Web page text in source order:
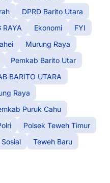
DPRD Barito Utara
RAYA Ekonomi
FYI
Murung Raya
Pemkab Barito Utar
BARITO UTARA
Raya
Puruk Cahu
Polsek Teweh Timur
Sosial
Teweh Baru